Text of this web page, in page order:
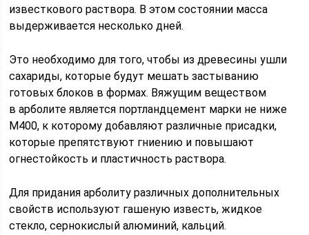
известкового раствора. В этом состоянии масса
выдерживается несколько дней.
Это необходимо для того, чтобы из древесины ушли
сахариды, которые будут мешать застыванию
готовых блоков в формах. Вяжущим веществом
в арболите является портландцемент марки не ниже
М400, к которому добавляют различные присадки,
которые препятствуют гниению и повышают
огнестойкость и пластичность раствора.
Для придания арболиту различных дополнительных
свойств используют гашеную известь, жидкое
стекло, сернокислый алюминий, кальций.